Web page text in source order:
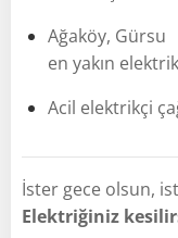
Ağaköy, Gürsu
en yakın
Acil elektrikçi
İster gece olsun,
Elektriğiniz